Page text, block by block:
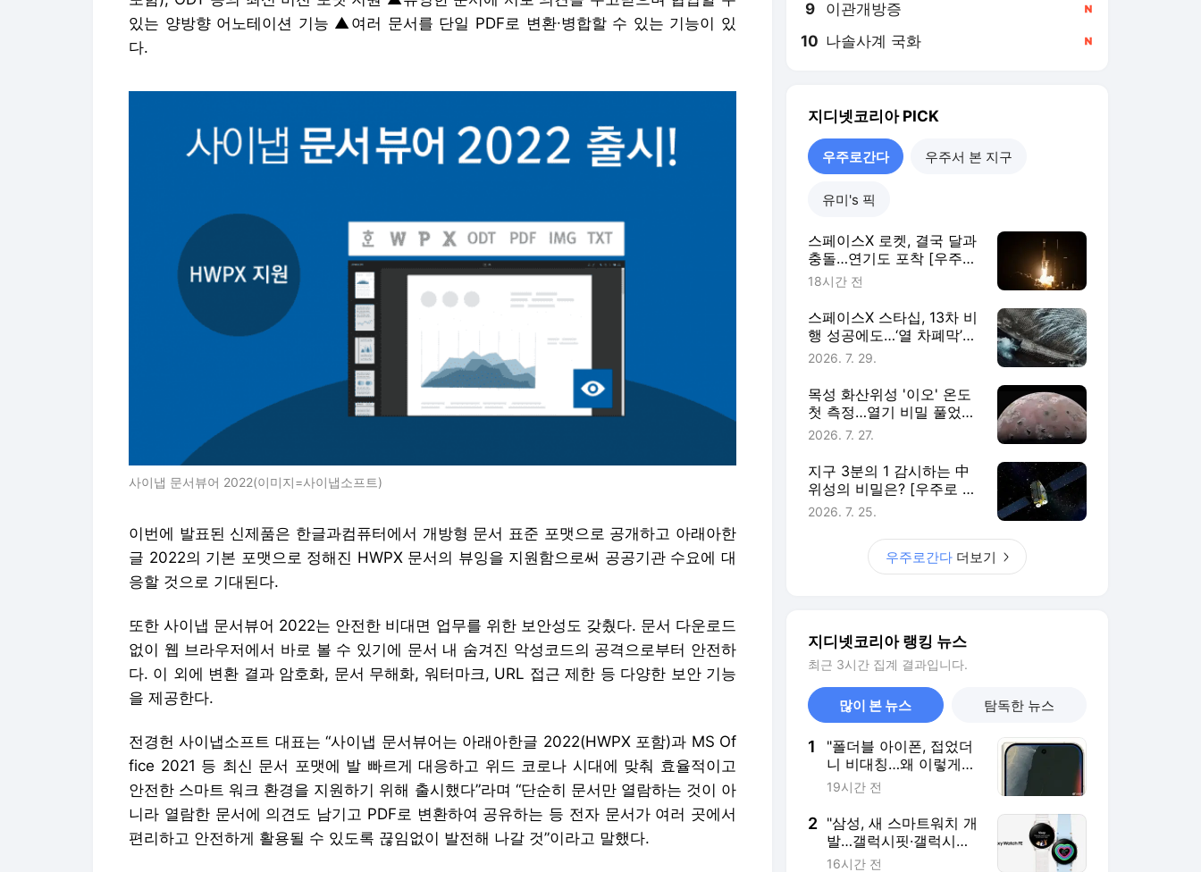
있는 양방향 어노테이션 기능 ▲여러 문서를 단일 PDF로 변환∙병합할 수 있는 기능이 있
다.
사이냅 문서뷰어 2022(이미지=사이냅소프트)
이번에 발표된 신제품은 한글과컴퓨터에서 개방형 문서 표준 포맷으로 공개하고 아래아한
글 2022의 기본 포맷으로 정해진 HWPX 문서의 뷰잉을 지원함으로써 공공기관 수요에 대
응할 것으로 기대된다.
또한 사이냅 문서뷰어 2022는 안전한 비대면 업무를 위한 보안성도 갖췄다. 문서 다운로드
없이 웹 브라우저에서 바로 볼 수 있기에 문서 내 숨겨진 악성코드의 공격으로부터 안전하
다. 이 외에 변환 결과 암호화, 문서 무해화, 워터마크, URL 접근 제한 등 다양한 보안 기능
을 제공한다.
전경헌 사이냅소프트 대표는 “사이냅 문서뷰어는 아래아한글 2022(HWPX 포함)과 MS Of
fice 2021 등 최신 문서 포맷에 발 빠르게 대응하고 위드 코로나 시대에 맞춰 효율적이고
안전한 스마트 워크 환경을 지원하기 위해 출시했다”라며 “단순히 문서만 열람하는 것이 아
니라 열람한 문서에 의견도 남기고 PDF로 변환하여 공유하는 등 전자 문서가 여러 곳에서
편리하고 안전하게 활용될 수 있도록 끊임없이 발전해 나갈 것”이라고 말했다.
9 이관개방증
10 나솔사계 국화
지디넷코리아PICK
우주로간다 우주서 본 지구
유미's 픽
스페이스X 로켓, 결국 달과
충돌…연기도 포착 [우주로
간다]
18시간 전
스페이스X 스타십, 13차 비
행 성공에도…‘열 차폐막’
난제는 여전 [우주로 간다]
2026. 7. 29.
목성 화산위성 '이오' 온도
첫 측정…열기 비밀 풀었다
[우주로 간다]
2026. 7. 27.
지구 3분의 1 감시하는 中
위성의 비밀은? [우주로 간
다]
2026. 7. 25.
우주로간다 더보기
지디넷코리아 랭킹 뉴스
최근 3시간 집계 결과입니다.
많이 본 뉴스 탐독한 뉴스
1
"폴더블 아이폰, 접었더
니 비대칭…왜 이렇게
만들었나"
19시간 전
2 "삼성, 새 스마트워치 개
발…갤럭시핏·갤럭시워
치FE 틈새 겨냥"
16시간 전